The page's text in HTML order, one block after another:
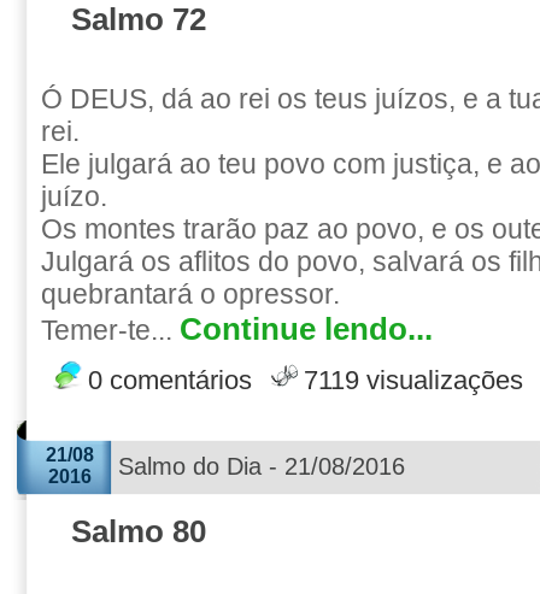
Salmo 72
Ó DEUS, dá ao rei os teus juízos, e a
rei.
Ele julgará ao teu povo com justiça, e
juízo.
Os montes trarão paz ao povo, e os
Julgará os aflitos do povo, salvará os
quebrantará o opressor.
Temer-te... Continue lendo...
0 comentários 7119 visualizações
21/08
2016
Salmo do Dia - 21/08/2016
Salmo 80